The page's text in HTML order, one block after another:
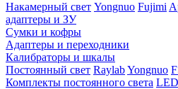
Накамерный свет Yongnuo Fujimi
адаптеры и ЗУ
Сумки и кофры
Адаптеры и переходники
Калибраторы и шкалы
Постоянный свет RaylabYongnuo
Комплекты постоянного света